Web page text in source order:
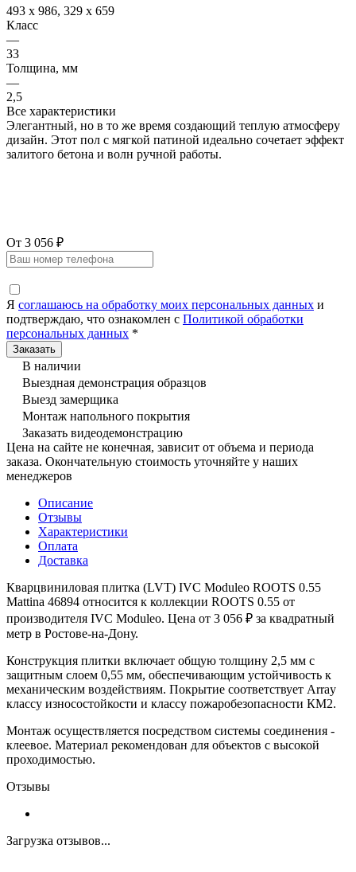
493 x 986, 329 x 659
Класс
—
33
Толщина, мм
—
2,5
Все характеристики
Элегантный, но в то же время создающий теплую атмосферу
дизайн. Этот пол с мягкой патиной идеально сочетает эффект
залитого бетона и волн ручной работы.
От 3 056 ₽
Я соглашаюсь на обработку моих персональных данных и
подтверждаю, что ознакомлен с Политикой обработки
персональных данных *
В наличии
Выездная демонстрация образцов
Выезд замерщика
Монтаж напольного покрытия
Заказать видеодемонстрацию
Цена на сайте не конечная, зависит от объема и периода
заказа. Окончательную стоимость уточняйте у наших
менеджеров
Описание
Отзывы
Характеристики
Оплата
Доставка
Кварцвиниловая плитка (LVT) IVC Moduleo ROOTS 0.55
Mattina 46894 относится к коллекции ROOTS 0.55 от
производителя IVС Moduleo. Цена от 3 056 ₽ за квадратный
метр в Ростове-на-Дону.
Конструкция плитки включает общую толщину 2,5 мм с
защитным слоем 0,55 мм, обеспечивающим устойчивость к
механическим воздействиям. Покрытие соответствует Array
классу износостойкости и классу пожаробезопасности КМ2.
Монтаж осуществляется посредством системы соединения -
клеевое. Материал рекомендован для объектов с высокой
проходимостью.
Отзывы
Загрузка отзывов...